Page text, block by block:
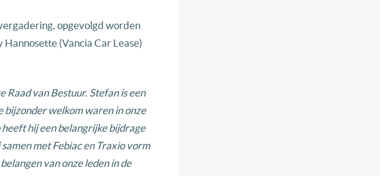
opgevolgd worden
(Vancia Car Lease)
Raad van Bestuur. Stefan is een
welkom waren in onze
heeft hij een belangrijke bijdrage
met Febiac en Traxio vorm
van onze leden in de